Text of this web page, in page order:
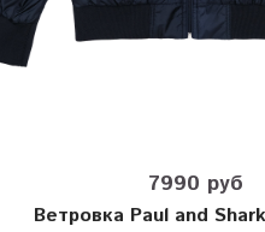
7990 руб
Ветровка Paul and